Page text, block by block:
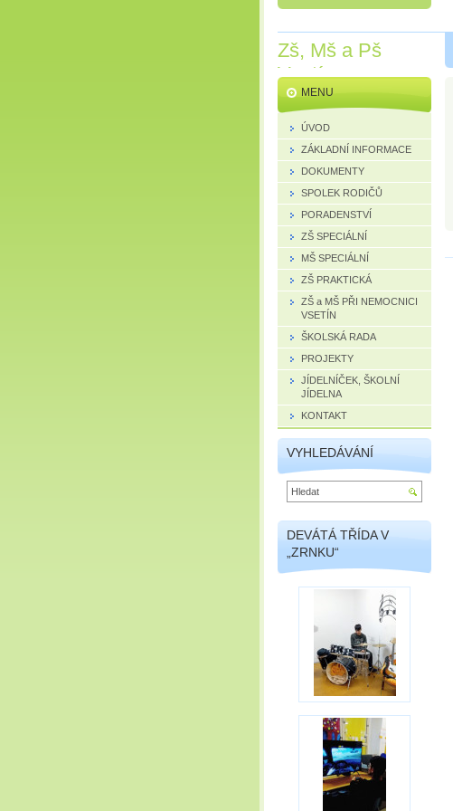
Zš, Mš a Pš
Vsetín
MENU
ÚVOD
ZÁKLADNÍ INFORMACE
DOKUMENTY
SPOLEK RODIČŮ
PORADENSTVÍ
ZŠ SPECIÁLNÍ
MŠ SPECIÁLNÍ
ZŠ PRAKTICKÁ
ZŠ a MŠ PŘI NEMOCNICI
VSETÍN
ŠKOLSKÁ RADA
PROJEKTY
JÍDELNÍČEK, ŠKOLNÍ
JÍDELNA
KONTAKT
VYHLEDÁVÁNÍ
DEVÁTÁ TŘÍDA V
„ZRNKU“